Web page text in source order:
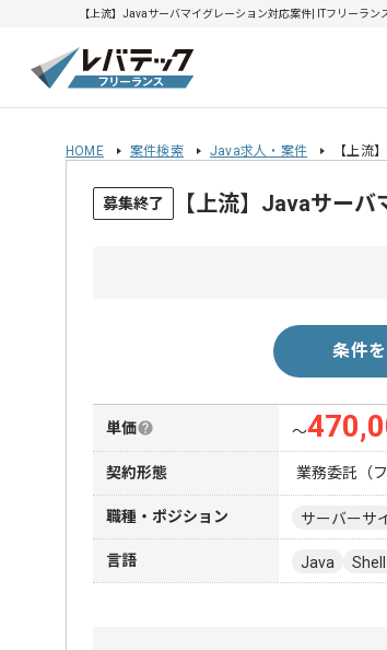
【上流】Javaサーバマイグレーション対応案件| ITフリーラ
HOME 案件検索 Java求人・案件 【上流
募集終了 【上流】Javaサー
条件
単価 〜
契約形態 業務委託（
職種・ポジション サーバーサ
言語 Java Shell